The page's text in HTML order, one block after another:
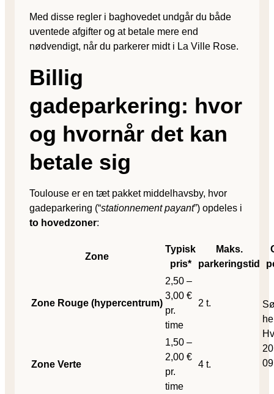
Med disse regler i baghovedet undgår du både
uventede afgifter og at betale mere end
nødvendigt, når du parkerer midt i La Ville Rose.
Billig
gadeparkering: hvor
og hvornår det kan
betale sig
Toulouse er en tæt pakket middelhavsby, hvor
gadeparkering (“stationnement payant”) opdeles i
to hovedzoner:
Zone
Typisk
pris*
Maks.
parkeringstid
Zone Rouge (hypercentrum)
2,50 –
3,00 €
pr.
time
2 t.
Zone Verte
1,50 –
2,00 €
pr.
time
4 t.